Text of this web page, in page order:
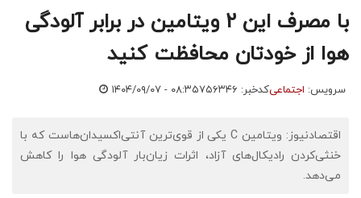
با مصرف این 2 ویتامین در برابر آلودگی
هوا از خودتان محافظت کنید
سرویس: اجتماعیکدخبر: ۷۵۶۳۴۶ ۱۴۰۴/۰۹/۰۷ - ۰۸:۳۵
اقتصادنیوز: ویتامین C یکی از قوی‌ترین آنتی‌اکسیدان‌هاست که با
خنثی‌کردن رادیکال‌های آزاد، اثرات زیان‌بار آلودگی هوا را کاهش
می‌دهد.